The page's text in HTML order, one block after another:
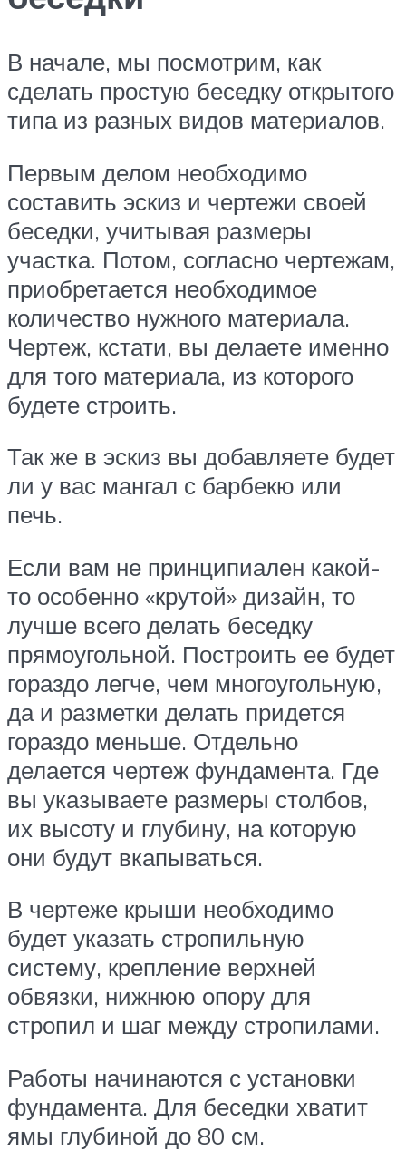
В начале, мы посмотрим, как
сделать простую беседку открытого
типа из разных видов материалов.
Первым делом необходимо
составить эскиз и чертежи своей
беседки, учитывая размеры
участка. Потом, согласно чертежам,
приобретается необходимое
количество нужного материала.
Чертеж, кстати, вы делаете именно
для того материала, из которого
будете строить.
Так же в эскиз вы добавляете будет
ли у вас мангал с барбекю или
печь.
Если вам не принципиален какой-
то особенно «крутой» дизайн, то
лучше всего делать беседку
прямоугольной. Построить ее будет
гораздо легче, чем многоугольную,
да и разметки делать придется
гораздо меньше. Отдельно
делается чертеж фундамента. Где
вы указываете размеры столбов,
их высоту и глубину, на которую
они будут вкапываться.
В чертеже крыши необходимо
будет указать стропильную
систему, крепление верхней
обвязки, нижнюю опору для
стропил и шаг между стропилами.
Работы начинаются с установки
фундамента. Для беседки хватит
ямы глубиной до 80 см.